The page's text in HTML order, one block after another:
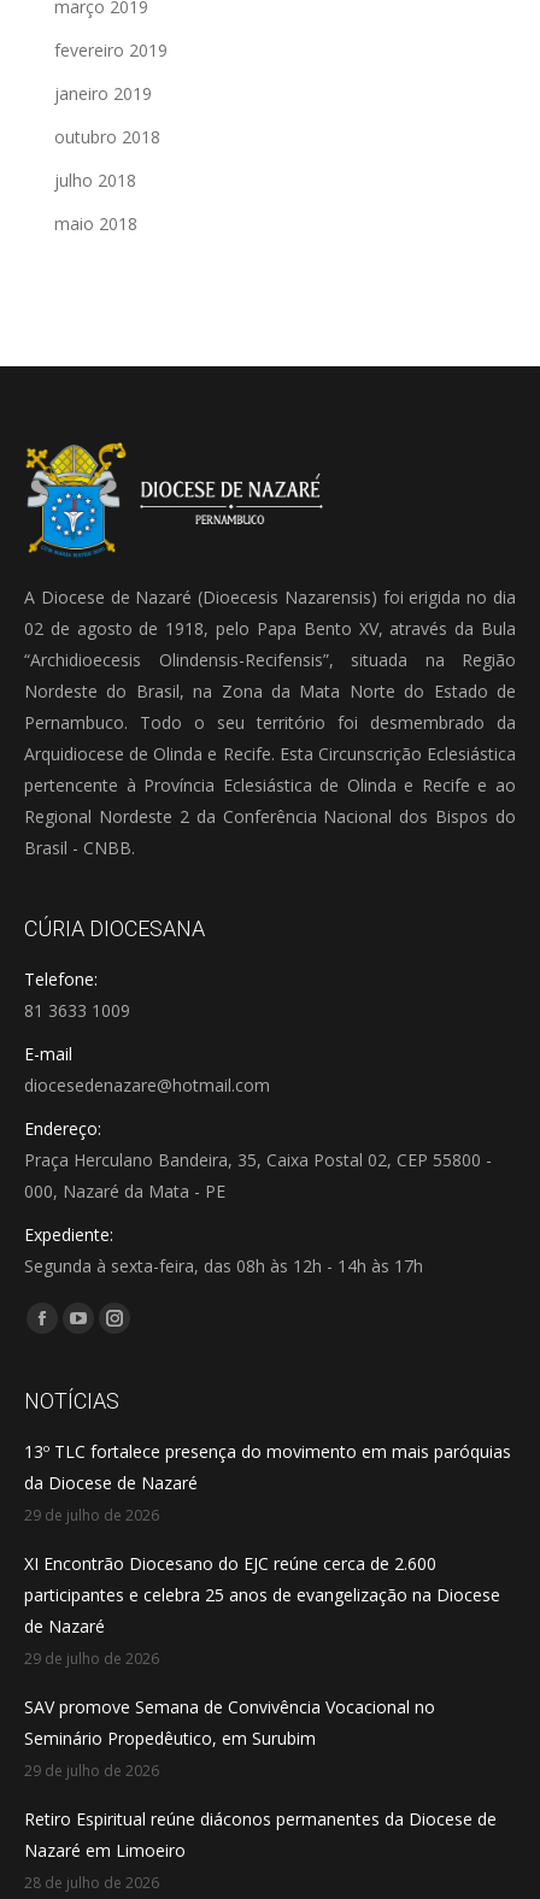
março 2019
fevereiro 2019
janeiro 2019
outubro 2018
julho 2018
maio 2018
A Diocese de Nazaré (Dioecesis Nazarensis) foi erigida no dia
02 de agosto de 1918, pelo Papa Bento XV, através da Bula
“Archidioecesis Olindensis-Recifensis”, situada na Região
Nordeste do Brasil, na Zona da Mata Norte do Estado de
Pernambuco. Todo o seu território foi desmembrado da
Arquidiocese de Olinda e Recife. Esta Circunscrição Eclesiástica
pertencente à Província Eclesiástica de Olinda e Recife e ao
Regional Nordeste 2 da Conferência Nacional dos Bispos do
Brasil - CNBB.
CÚRIA DIOCESANA
Telefone:
81 3633 1009
E-mail
diocesedenazare@hotmail.com
Endereço:
Praça Herculano Bandeira, 35, Caixa Postal 02, CEP 55800 -
000, Nazaré da Mata - PE
Expediente:
Segunda à sexta-feira, das 08h às 12h - 14h às 17h
Encontre-nos em:
Facebook
opens
new
window
YouTube
opens
new
window
Instagram
opens
new
window
NOTÍCIAS
13º TLC fortalece presença do movimento em mais paróquias
da Diocese de Nazaré
29 de julho de 2026
XI Encontrão Diocesano do EJC reúne cerca de 2.600
participantes e celebra 25 anos de evangelização na Diocese
de Nazaré
29 de julho de 2026
SAV promove Semana de Convivência Vocacional no
Seminário Propedêutico, em Surubim
29 de julho de 2026
Retiro Espiritual reúne diáconos permanentes da Diocese de
Nazaré em Limoeiro
28 de julho de 2026